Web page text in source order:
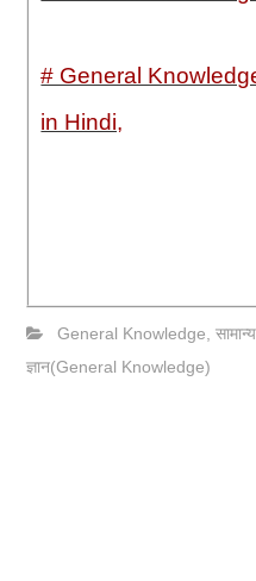
# General
in Hindi,
General Knowledge ,
ज्ञान(General Knowledge)